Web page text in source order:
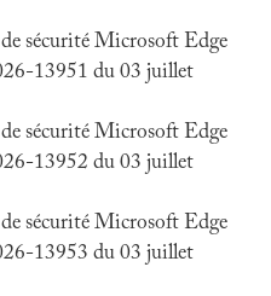
sécurité Microsoft Edge
13951 du 03 juillet
sécurité Microsoft Edge
13952 du 03 juillet
sécurité Microsoft Edge
13953 du 03 juillet